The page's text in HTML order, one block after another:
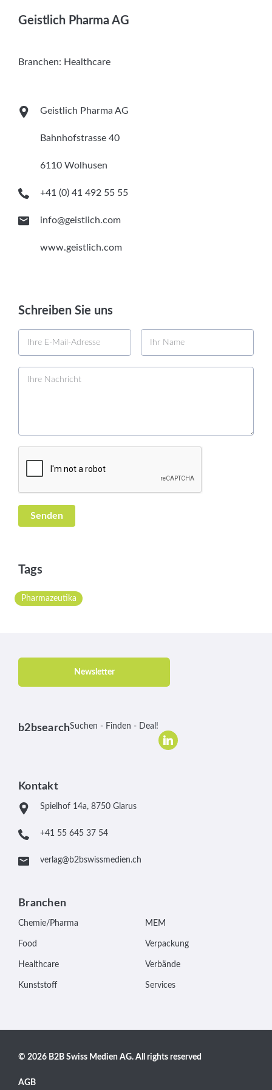
Geistlich Pharma AG
Branchen: Healthcare
Geistlich Pharma AG
Bahnhofstrasse 40
6110 Wolhusen
+41 (0) 41 492 55 55
info@geistlich.com
www.geistlich.com
Schreiben Sie uns
Tags
Pharmazeutika
Newsletter
b2bsearchSuchen - Finden - Deal!
Kontakt
Spielhof 14a, 8750 Glarus
+41 55 645 37 54
verlag@b2bswissmedien.ch
Branchen
Chemie/Pharma
Food
Healthcare
Kunststoff
MEM
Verpackung
Verbände
Services
© 2026 B2B Swiss Medien AG. All rights reserved
AGB